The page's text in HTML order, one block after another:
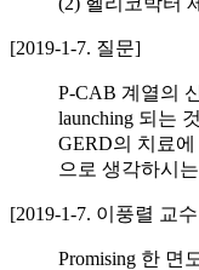
[2019-1-7. 질문]
P-CAB 계열의
launching 되는
GERD의 치료
으로 생각하시
[2019-1-7. 이풍렬 교
Promising 한 면